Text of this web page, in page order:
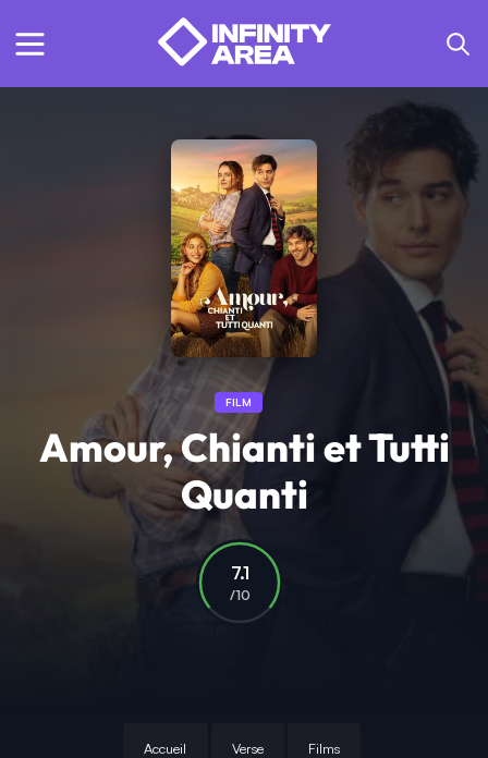
FILM
Amour, Chianti et Tutti
Quanti
7.1
/10
Accueil Verse Films